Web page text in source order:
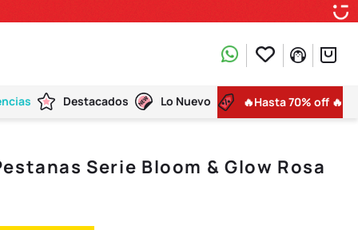
Destacados Lo Nuevo 🔥Hasta 70% off 🔥
Serie Bloom & Glow Rosa